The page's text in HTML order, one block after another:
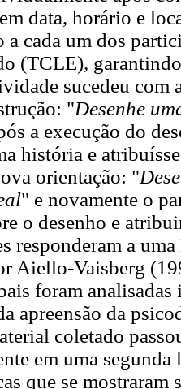
data, horário e
a cada um dos
(TCLE),
sucedeu com
"Desenhe
a execução do
história e
orientação: "
" e novamente o
o desenho e
responderam a
Aiello-Vaisberg
foram
apreensão da
coletado
em uma
que se